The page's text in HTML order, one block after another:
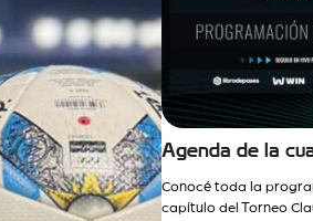
Agenda de la
Conocé toda la
capítulo del Torneo